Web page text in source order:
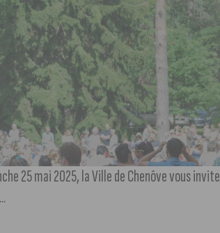
25 mai 2025, la Ville de Chenôve vous invite